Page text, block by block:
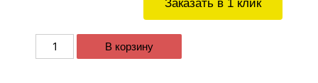
Заказать в 1 клик
В корзину